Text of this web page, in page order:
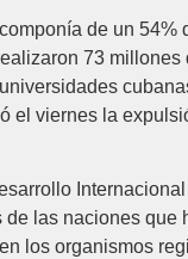
de un
73
el viernes la
las naciones
los organismos